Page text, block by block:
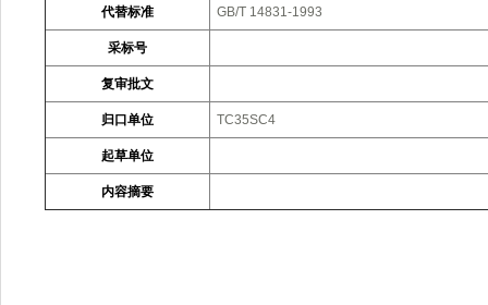
代替标准 GB/T 14831-1993
采标号
复审批文
归口单位 TC35SC4
起草单位
内容摘要